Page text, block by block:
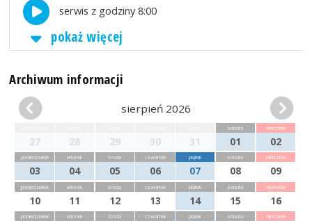
serwis z godziny 8:00
pokaż więcej
Archiwum informacji
sierpień 2026
27 28 29 30 31
sobota
01
niedziela
02
poniedziałek
03
wtorek
04
środa
05
czwartek
06
piątek
07
sobota
08
niedziela
09
poniedziałek
10
wtorek
11
środa
12
czwartek
13
piątek
14
sobota
15
niedziela
16
poniedziałek wtorek środa czwartek piątek sobota niedziela